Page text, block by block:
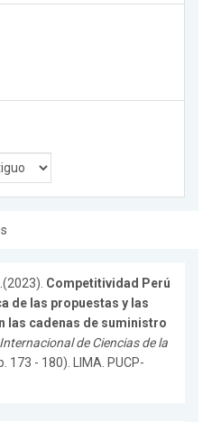
(2023). Competitividad Perú
de las propuestas y las
las cadenas de suministro
de Ciencias de la
173 - 180). LIMA. PUCP-